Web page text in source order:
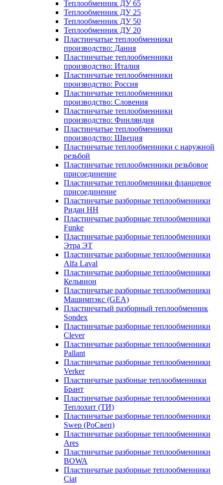
Теплообменник ДУ 65
Теплообменник ДУ 25
Теплообменник ДУ 50
Теплообменник ДУ 20
Пластинчатые теплообменники
производство: Дания
Пластинчатые теплообменники
производство: Италия
Пластинчатые теплообменники
производство: Россия
Пластинчатые теплообменники
производство: Словения
Пластинчатые теплообменники
производство: Финляндия
Пластинчатые теплообменники
производство: Швеция
Пластинчатые теплообменники с наружной
резьбой
Пластинчатые теплообменники резьбовое
присоединение
Пластинчатые теплообменники фланцевое
присоединение
Пластинчатые разборные теплообменники
Ридан НН
Пластинчатые разборные теплообменники
Funke
Пластинчатые разборные теплообменники
Этра ЭТ
Пластинчатые разборные теплообменники
Alfa Laval
Пластинчатые разборные теплообменники
Кельвион
Пластинчатые разборные теплообменники
Машимпэкс (GEA)
Пластинчатый разборный теплообменник
Sondex
Пластинчатые разборные теплообменники
Clever
Пластинчатые разборные теплообменники
Pallant
Пластинчатые разборные теплообменники
Verker
Пластинчатые разбоные теплообменники
Брант
Пластинчатые разборные теплообменники
Теплохит (ТИ)
Пластинчатые разборные теплообменники
Swep (РоСвеп)
Пластинчатые разборные теплообменники
Ares
Пластинчатые разборные теплообменники
BOWA
Пластинчатые разборные теплообменники
Ciat